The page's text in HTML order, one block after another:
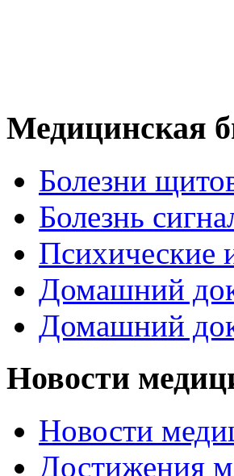
Медицинская
Болезни
Болезнь
Психические
Домашний
Домашний
Новости
Новости
Достижения